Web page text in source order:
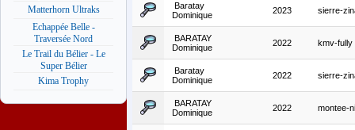
Matterhorn Ultraks
Echappée Belle -
Traversée Nord
Le Trail du Bélier - Le
Super Bélier
Kima Trophy
Baratay
Dominique
2023 sierre-
BARATAY
Dominique
2022 kmv-fully
Baratay
Dominique
2022 sierre-
BARATAY
Dominique
2022 montee-